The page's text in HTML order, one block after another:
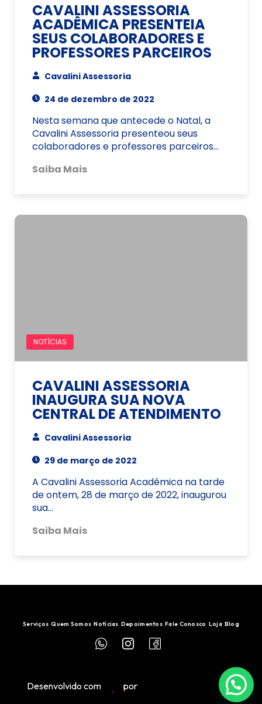
CAVALINI ASSESSORIA
ACADÊMICA PRESENTEIA
SEUS COLABORADORES E
PROFESSORES PARCEIROS
Cavalini Assessoria
24 de dezembro de 2022
Nesta semana que antecede o Natal, a
Cavalini Assessoria presenteou seus
colaboradores e professores parceiros…
Saiba Mais
NOTÍCIAS
CAVALINI ASSESSORIA
INAUGURA SUA NOVA
CENTRAL DE ATENDIMENTO
Cavalini Assessoria
29 de março de 2022
A Cavalini Assessoria Acadêmica na tarde
de ontem, 28 de março de 2022, inaugurou
sua…
Saiba Mais
Serviços Quem Somos Notícias Depoimentos Fale Conosco Loja Blog
Desenvolvido com por